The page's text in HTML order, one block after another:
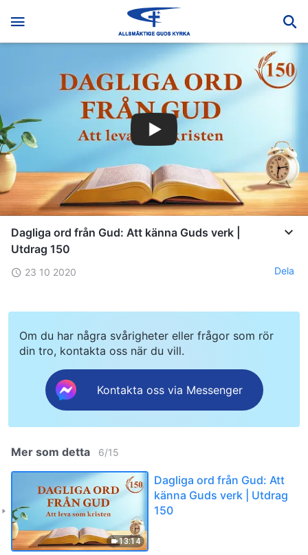
Dagliga ord från Gud: Att känna Guds verk |
Utdrag 150
23 10 2020 Dela
Om du har några svårigheter eller frågor som rör
din tro, kontakta oss när du vill.
Kontakta oss via Messenger
Mer som detta 6/15
13:14
Dagliga ord från Gud: Att
känna Guds verk | Utdrag
150